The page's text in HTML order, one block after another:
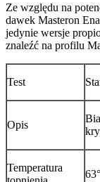
Ze względu na
dawek Masteron
jedynie wersje
znaleźć na profilu
Test
Opis
Temperatura